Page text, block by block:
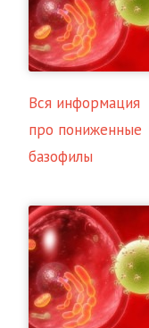
Вся информация
про пониженные
базофилы